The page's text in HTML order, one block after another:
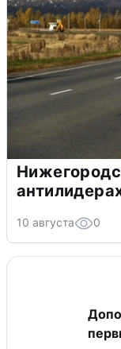
10 августа 0